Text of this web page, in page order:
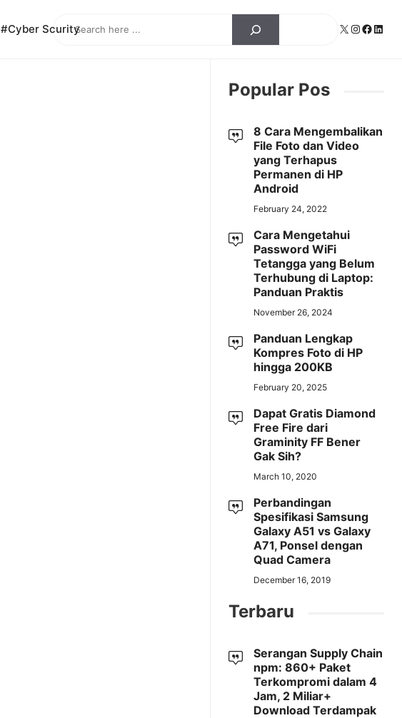
Search X Instagram
#Cyber Scurity
Popular Pos
8 Cara Mengembalikan
File Foto dan Video
yang Terhapus
Permanen di HP
Android
February 24, 2022
Cara Mengetahui
Password WiFi
Tetangga yang Belum
Terhubung di Laptop:
Panduan Praktis
November 26, 2024
Panduan Lengkap
Kompres Foto di HP
hingga 200KB
February 20, 2025
Dapat Gratis Diamond
Free Fire dari
Graminity FF Bener
Gak Sih?
March 10, 2020
Perbandingan
Spesifikasi Samsung
Galaxy A51 vs Galaxy
A71, Ponsel dengan
Quad Camera
December 16, 2019
Terbaru
Serangan Supply Chain
npm: 860+ Paket
Terkompromi dalam 4
Jam, 2 Miliar+
Download Terdampak